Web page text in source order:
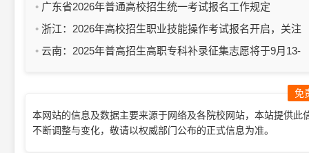
普通高等学校招生考试报名工作的通知
广东省2026年普通高校招生统一考试报名工作规定
浙江：2026年高校招生职业技能操作考试报名开启，关注
各地公告，了解流程安排
云南：2025年普高招生高职专科补录征集志愿将于9月13-
免
本网站的信息及数据主要来源于网络及各院校网站，本站提供
不断调整与变化，敬请以权威部门公布的正式信息为准。